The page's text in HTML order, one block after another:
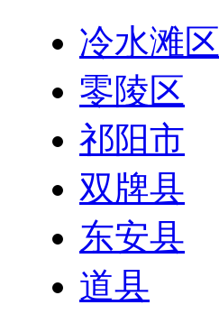
冷水滩区
零陵区
祁阳市
双牌县
东安县
道县